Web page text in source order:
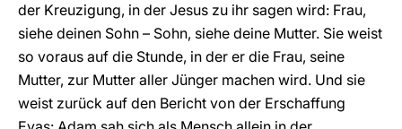
der Kreuzigung, in der Jesus zu ihr sagen wird: Frau,
siehe deinen Sohn – Sohn, siehe deine Mutter. Sie weist
so voraus auf die Stunde, in der er die Frau, seine
Mutter, zur Mutter aller Jünger machen wird. Und sie
weist zurück auf den Bericht von der Erschaffung